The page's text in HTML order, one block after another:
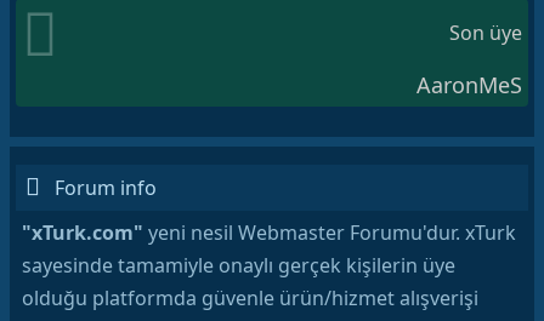
Son üye
AaronMeS
Forum info
"xTurk.com" yeni nesil Webmaster Forumu'dur. xTurk
sayesinde tamamiyle onaylı gerçek kişilerin üye
olduğu platformda güvenle ürün/hizmet alışverişi